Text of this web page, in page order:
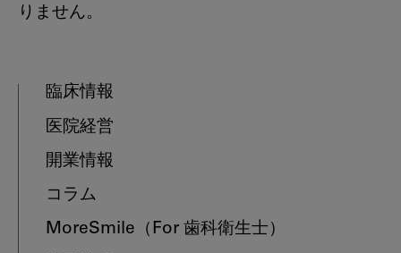
りません。
臨床情報
医院経営
開業情報
コラム
MoreSmile （For 歯科衛生士）